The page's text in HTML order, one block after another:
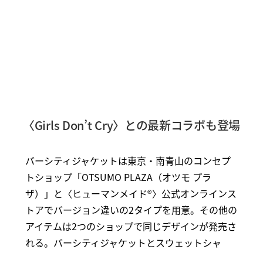
〈Girls Don’t Cry〉との最新コラボも登場
バーシティジャケットは東京・南青山のコンセプ
トショップ「OTSUMO PLAZA（オツモ プラ
ザ）」と〈ヒューマンメイド®〉公式オンラインス
トアでバージョン違いの2タイプを用意。その他の
アイテムは2つのショップで同じデザインが発売さ
れる。バーシティジャケットとスウェットシャ